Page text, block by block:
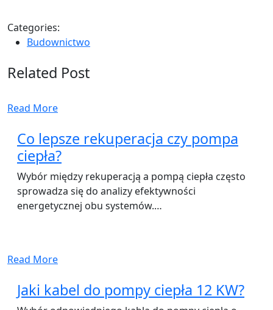
Categories:
Budownictwo
Related Post
Read More
Co lepsze rekuperacja czy pompa
ciepła?
Wybór między rekuperacją a pompą ciepła często
sprowadza się do analizy efektywności
energetycznej obu systemów.…
Read More
Jaki kabel do pompy ciepła 12 KW?